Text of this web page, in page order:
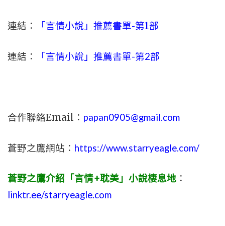
連結： 「言情小說」推薦書單-第1部
連結： 「言情小說」推薦書單-第2部
合作聯絡Email： papan0905@gmail.com
蒼野之鷹網站： https://www.starryeagle.com/
蒼野之鷹介紹「言情+耽美」小說棲息地 ：
linktr.ee/starryeagle.com